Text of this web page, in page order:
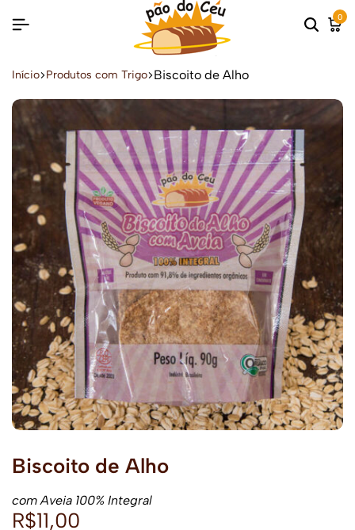
0
Início Produtos com Trigo Biscoito de Alho
Biscoito de Alho
com Aveia 100% Integral
R$11,00